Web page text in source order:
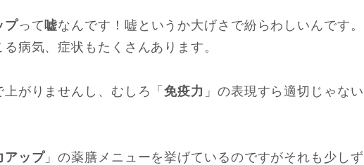
プって 嘘なんです！嘘というか大げさで紛らわしいんです。
病気、症状もたくさんあります。
上がりませんし、むしろ「免疫力 」の表現すら適切じゃない
アップ」の薬膳メニューを挙げているのですがそれも少しず